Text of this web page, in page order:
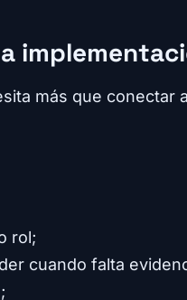
más que conectar
rol;
cuando falta